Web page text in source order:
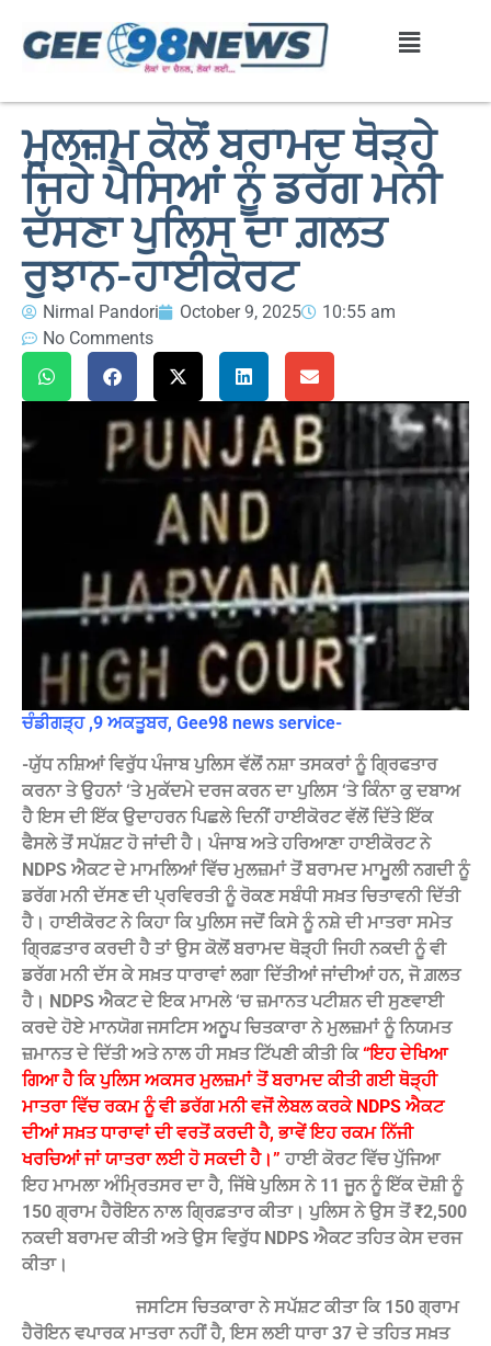
ਮੁਲਜ਼ਮ ਕੋਲੋਂ ਬਰਾਮਦ ਥੋੜ੍ਹੇ
ਜਿਹੇ ਪੈਸਿਆਂ ਨੂੰ ਡਰੱਗ ਮਨੀ
ਦੱਸਣਾ ਪੁਲਿਸ ਦਾ ਗ਼ਲਤ
ਰੁਝਾਨ-ਹਾਈਕੋਰਟ
Nirmal Pandori October 9, 2025
10:55 am
No Comments
ਚੰਡੀਗੜ੍ਹ ,9 ਅਕਤੂਬਰ, Gee98 news service-
-ਯੁੱਧ ਨਸ਼ਿਆਂ ਵਿਰੁੱਧ ਪੰਜਾਬ ਪੁਲਿਸ ਵੱਲੋਂ ਨਸ਼ਾ ਤਸਕਰਾਂ ਨੂੰ ਗ੍ਰਿਫਤਾਰ
ਕਰਨਾ ਤੇ ਉਹਨਾਂ ‘ਤੇ ਮੁਕੱਦਮੇ ਦਰਜ ਕਰਨ ਦਾ ਪੁਲਿਸ ‘ਤੇ ਕਿੰਨਾ ਕੁ ਦਬਾਅ
ਹੈ ਇਸ ਦੀ ਇੱਕ ਉਦਾਹਰਨ ਪਿਛਲੇ ਦਿਨੀਂ ਹਾਈਕੋਰਟ ਵੱਲੋਂ ਦਿੱਤੇ ਇੱਕ
ਫੈਸਲੇ ਤੋਂ ਸਪੱਸ਼ਟ ਹੋ ਜਾਂਦੀ ਹੈ। ਪੰਜਾਬ ਅਤੇ ਹਰਿਆਣਾ ਹਾਈਕੋਰਟ ਨੇ
NDPS ਐਕਟ ਦੇ ਮਾਮਲਿਆਂ ਵਿੱਚ ਮੁਲਜ਼ਮਾਂ ਤੋਂ ਬਰਾਮਦ ਮਾਮੂਲੀ ਨਗਦੀ ਨੂੰ
ਡਰੱਗ ਮਨੀ ਦੱਸਣ ਦੀ ਪ੍ਰਵਿਰਤੀ ਨੂੰ ਰੋਕਣ ਸਬੰਧੀ ਸਖ਼ਤ ਚਿਤਾਵਨੀ ਦਿੱਤੀ
ਹੈ। ਹਾਈਕੋਰਟ ਨੇ ਕਿਹਾ ਕਿ ਪੁਲਿਸ ਜਦੋਂ ਕਿਸੇ ਨੂੰ ਨਸ਼ੇ ਦੀ ਮਾਤਰਾ ਸਮੇਤ
ਗ੍ਰਿਫ਼ਤਾਰ ਕਰਦੀ ਹੈ ਤਾਂ ਉਸ ਕੋਲੋਂ ਬਰਾਮਦ ਥੋੜ੍ਹੀ ਜਿਹੀ ਨਕਦੀ ਨੂੰ ਵੀ
ਡਰੱਗ ਮਨੀ ਦੱਸ ਕੇ ਸਖ਼ਤ ਧਾਰਾਵਾਂ ਲਗਾ ਦਿੱਤੀਆਂ ਜਾਂਦੀਆਂ ਹਨ, ਜੋ ਗ਼ਲਤ
ਹੈ। NDPS ਐਕਟ ਦੇ ਇਕ ਮਾਮਲੇ ‘ਚ ਜ਼ਮਾਨਤ ਪਟੀਸ਼ਨ ਦੀ ਸੁਣਵਾਈ
ਕਰਦੇ ਹੋਏ ਮਾਨਯੋਗ ਜਸਟਿਸ ਅਨੂਪ ਚਿਤਕਾਰਾ ਨੇ ਮੁਲਜ਼ਮਾਂ ਨੂੰ ਨਿਯਮਤ
ਜ਼ਮਾਨਤ ਦੇ ਦਿੱਤੀ ਅਤੇ ਨਾਲ ਹੀ ਸਖ਼ਤ ਟਿੱਪਣੀ ਕੀਤੀ ਕਿ“ਇਹ ਦੇਖਿਆ
ਗਿਆ ਹੈ ਕਿ ਪੁਲਿਸ ਅਕਸਰ ਮੁਲਜ਼ਮਾਂ ਤੋਂ ਬਰਾਮਦ ਕੀਤੀ ਗਈ ਥੋੜ੍ਹੀ
ਮਾਤਰਾ ਵਿੱਚ ਰਕਮ ਨੂੰ ਵੀ ਡਰੱਗ ਮਨੀ ਵਜੋਂ ਲੇਬਲ ਕਰਕੇ NDPS ਐਕਟ
ਦੀਆਂ ਸਖ਼ਤ ਧਾਰਾਵਾਂ ਦੀ ਵਰਤੋਂ ਕਰਦੀ ਹੈ, ਭਾਵੇਂ ਇਹ ਰਕਮ ਨਿੱਜੀ
ਖਰਚਿਆਂ ਜਾਂ ਯਾਤਰਾ ਲਈ ਹੋ ਸਕਦੀ ਹੈ।” ਹਾਈ ਕੋਰਟ ਵਿੱਚ ਪੁੱਜਿਆ
ਇਹ ਮਾਮਲਾ ਅੰਮ੍ਰਿਤਸਰ ਦਾ ਹੈ, ਜਿੱਥੇ ਪੁਲਿਸ ਨੇ 11 ਜੂਨ ਨੂੰ ਇੱਕ ਦੋਸ਼ੀ ਨੂੰ
150 ਗ੍ਰਾਮ ਹੈਰੋਇਨ ਨਾਲ ਗ੍ਰਿਫ਼ਤਾਰ ਕੀਤਾ। ਪੁਲਿਸ ਨੇ ਉਸ ਤੋਂ ₹2,500
ਨਕਦੀ ਬਰਾਮਦ ਕੀਤੀ ਅਤੇ ਉਸ ਵਿਰੁੱਧ NDPS ਐਕਟ ਤਹਿਤ ਕੇਸ ਦਰਜ
ਕੀਤਾ।
ਜਸਟਿਸ ਚਿਤਕਾਰਾ ਨੇ ਸਪੱਸ਼ਟ ਕੀਤਾ ਕਿ 150 ਗ੍ਰਾਮ
ਹੈਰੋਇਨ ਵਪਾਰਕ ਮਾਤਰਾ ਨਹੀਂ ਹੈ, ਇਸ ਲਈ ਧਾਰਾ 37 ਦੇ ਤਹਿਤ ਸਖ਼ਤ